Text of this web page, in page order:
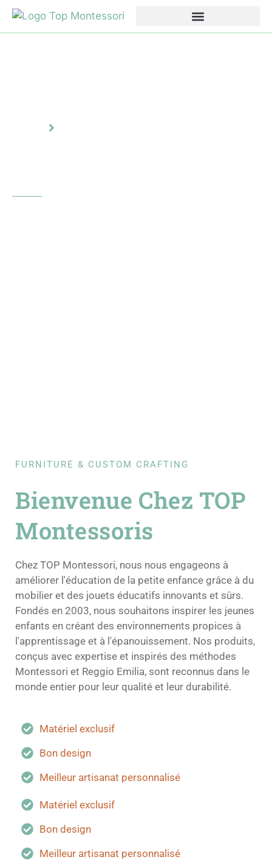
FURNITURE & CUSTOM CRAFTING
Bienvenue Chez TOP
Montessoris
Chez TOP Montessori, nous nous engageons à
améliorer l'éducation de la petite enfance grâce à du
mobilier et des jouets éducatifs innovants et sûrs.
Fondés en 2003, nous souhaitons inspirer les jeunes
enfants en créant des environnements propices à
l'apprentissage et à l'épanouissement. Nos produits,
conçus avec expertise et inspirés des méthodes
Montessori et Reggio Emilia, sont reconnus dans le
monde entier pour leur qualité et leur durabilité.
Matériel exclusif
Bon design
Meilleur artisanat personnalisé
Matériel exclusif
Bon design
Meilleur artisanat personnalisé